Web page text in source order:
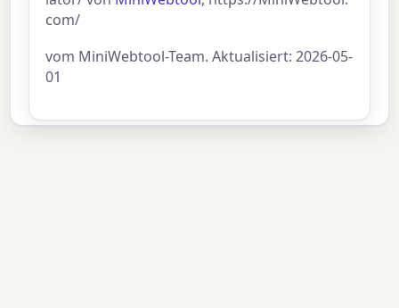
com/
vom MiniWebtool-Team. Aktualisiert: 2026-05-
01